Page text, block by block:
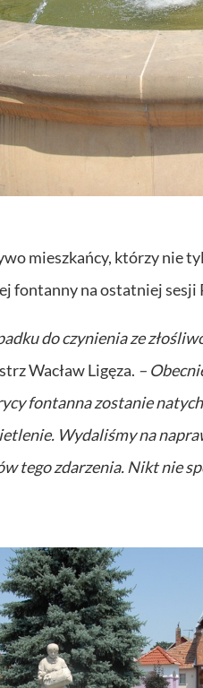
mieszkańcy, którzy nie
fontanny na ostatniej sesji
do czynienia ze
Wacław Ligęza. –
fontanna zostanie
Wydaliśmy na
tego zdarzenia. Nikt nie